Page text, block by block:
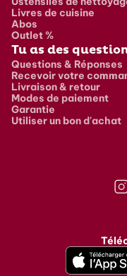
Livres de cuisine
Abos
Outlet %
Tu as des
Questions & Réponses
Recevoir votre
Livraison & retour
Modes de paiement
Garantie
Utiliser un bon d'achat